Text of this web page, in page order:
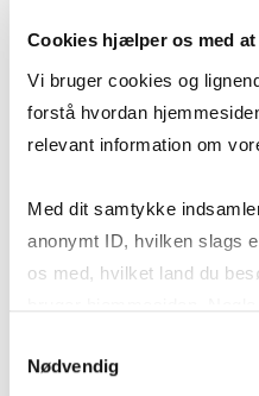
Cookies hjælper os med
Vi bruger cookies og
forstå hvordan
relevant information om
Med dit samtykke
anonymt ID, hvilken slags
os med, hvilket land du
markedsføring. Du
Nødvendig
Master i skat
Punktafgifter - EU-
afgiftssystemet både i
relation til national ret.
Status: